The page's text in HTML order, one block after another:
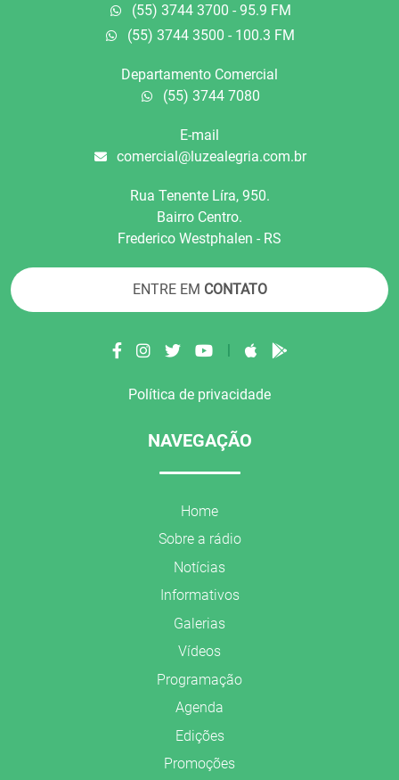
(55) 3744 3700 - 95.9 FM
(55) 3744 3500 - 100.3 FM
Departamento Comercial
(55) 3744 7080
E-mail
comercial@luzealegria.com.br
Rua Tenente Líra, 950.
Bairro Centro.
Frederico Westphalen - RS
ENTRE EM CONTATO
|
Política de privacidade
NAVEGAÇÃO
Home
Sobre a rádio
Notícias
Informativos
Galerias
Vídeos
Programação
Agenda
Edições
Promoções